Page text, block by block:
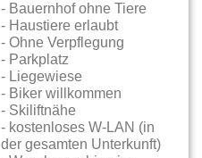
- Bauernhof ohne Tiere
- Haustiere erlaubt
- Ohne Verpflegung
- Parkplatz
- Liegewiese
- Biker willkommen
- Skiliftnähe
- kostenloses W-LAN (in
der gesamten Unterkunft)